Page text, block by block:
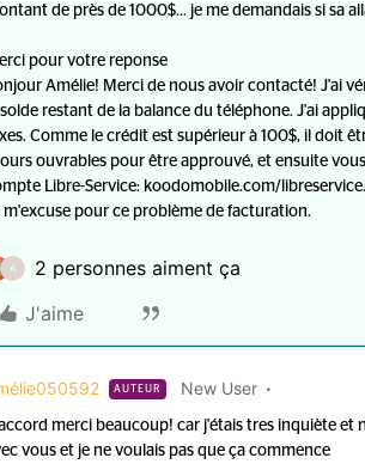
de près de 1000$... je me demandais si sa
pour votre reponse
Amélie! Merci de nous avoir contacté! J'ai
solde restant de la balance du téléphone. J'ai
Comme le crédit est supérieur à 100$, il doit
ouvrables pour être approuvé, et ensuite
Libre-Service: koodomobile.com/libreservice.
m'excuse pour ce problème de facturation.
A
2 personnes aiment ça
J'aime
AUTEUR New User
merci beaucoup! car j'étais tres inquiète et
vous et je ne voulais pas que ça commence